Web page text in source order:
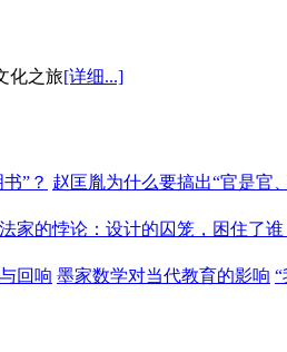
化之旅[详细...]
”？ 赵匡胤为什么要搞出“官是官
法家的悖论：设计的囚笼，困住了谁
回响 墨家数学对当代教育的影响